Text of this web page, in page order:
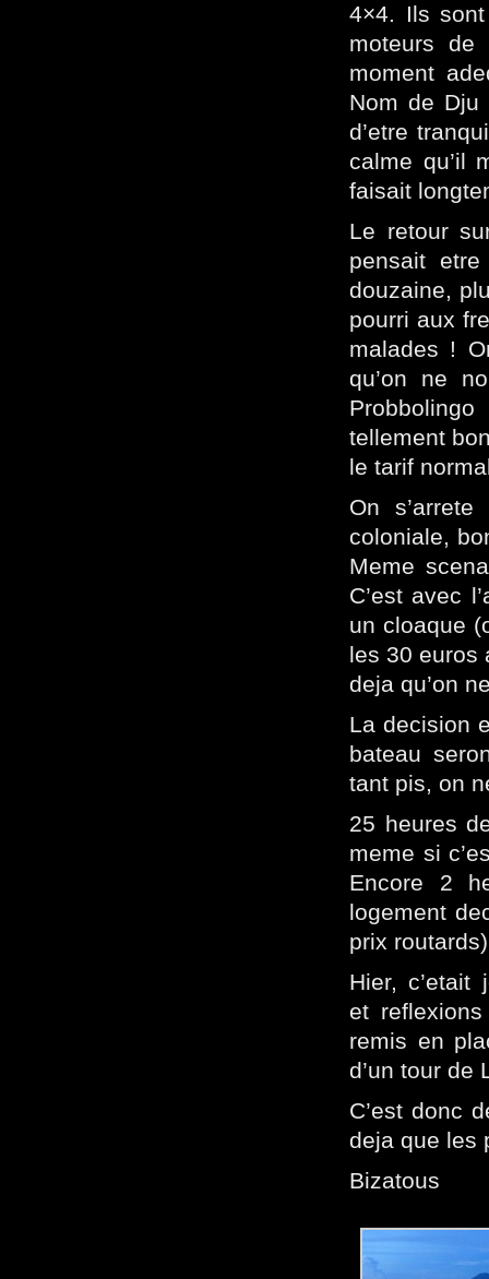
4×4. Ils
moteurs de
moment
Nom de
d’etre
calme qu’il
faisait
Le retour
pensait
douzaine,
pourri aux
malades !
qu’on ne
tellement
le tarif
On
coloniale,
Meme
C’est avec
un cloaque
les 30 euros
deja qu’on
La decision
bateau
tant pis, on
25 heures
meme si
Encore 2
logement
prix
Hier, c’etait
et
remis en
d’un tour de
C’est donc
deja que les
Bizatous